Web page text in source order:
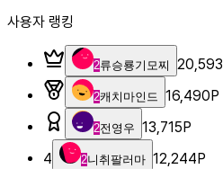
사용자 랭킹
2류승룡기모찌 20,593
2캐치마인드 16,490P
2전영우 13,715P
4
2니취팔러마 12,244P